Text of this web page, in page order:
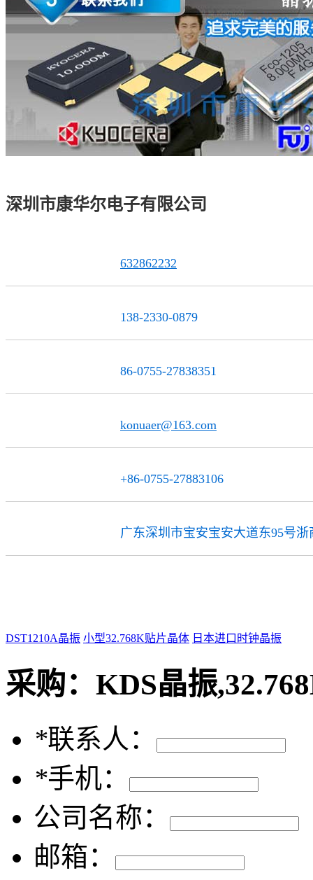
深圳市康华尔电子有限公司
632862232
138-2330-0879
86-0755-27838351
konuaer@163.com
+86-0755-27883106
广东深圳市宝安宝安大道东95号浙
DST1210A晶振 小型32.768K贴片晶体 日本进口时钟晶振
采购： KDS晶振
*联系人：
*手机：
公司名称：
邮箱：